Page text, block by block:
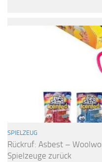
SPIELZEUG
Rückruf: Asbest –
Spielzeuge zurück